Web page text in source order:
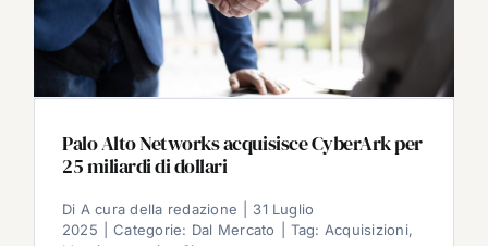
Palo Alto Networks acquisisce CyberArk per
25 miliardi di dollari
Di A cura della redazione
31 Luglio
2025
Categorie: Dal Mercato Tag: Acquisizioni,